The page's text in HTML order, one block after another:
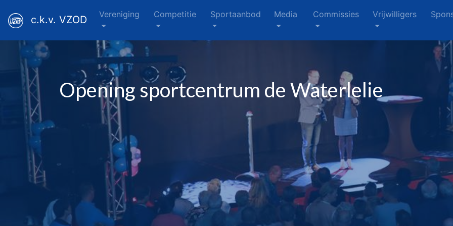
c.k.v. VZOD Vereniging Competitie Sportaanbod Media Commissies Vrijwilligers
Opening sportcentrum de Waterlelie